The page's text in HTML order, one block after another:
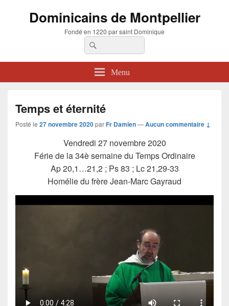
Dominicains de Montpellier
Fondé en 1220 par saint Dominique
Recherche :
Menu
Temps et éternité
Posté le 27 novembre 2020parFr Damien—Aucun commentaire ↓
Vendredi 27 novembre 2020
Férie de la 34è semaine du Temps Ordinaire
Ap 20,1…21,2 ; Ps 83 ; Lc 21,29-33
Homélie du frère Jean-Marc Gayraud